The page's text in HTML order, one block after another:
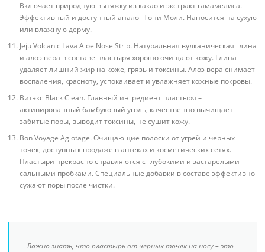
Включает природную вытяжку из какао и экстракт гамамелиса.
Эффективный и доступный аналог Тони Моли. Наносится на сухую
или влажную дерму.
Jeju Volcanic Lava Aloe Nose Strip. Натуральная вулканическая глина
и алоэ вера в составе пластыря хорошо очищают кожу. Глина
удаляет лишний жир на коже, грязь и токсины. Алоэ вера снимает
воспаления, красноту, успокаивает и увлажняет кожные покровы.
Витэкс Black Clean. Главный ингредиент пластыря –
активированный бамбуковый уголь, качественно вычищает
забитые поры, выводит токсины, не сушит кожу.
Bon Voyage Agiotage. Очищающие полоски от угрей и черных
точек, доступны к продаже в аптеках и косметических сетях.
Пластыри прекрасно справляются с глубокими и застарелыми
сальными пробками. Специальные добавки в составе эффективно
сужают поры после чистки.
Важно знать, что пластырь от черных точек на носу – это